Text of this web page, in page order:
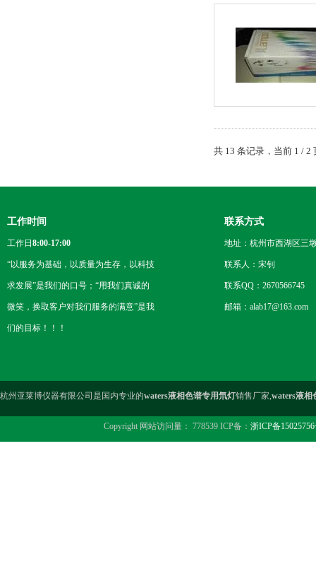
共 13 条记录，当前 1 /
工作时间
工作日 8:00-17:00
“以服务为基础，以质量为生存，以科技
求发展”是我们的口号；“用我们真诚的
微笑，换取客户对我们服务的满意”是我
们的目标！！！
联系方式
地址：杭州市西湖区三
联系人：宋钊
联系QQ：2670566745
邮箱：alab17@163.com
杭州亚莱博仪器有限公司是国内专业的waters液相色谱专用氘灯销售厂家,waters液相
Copyright 网站访问量： 778539 ICP备： 浙ICP备